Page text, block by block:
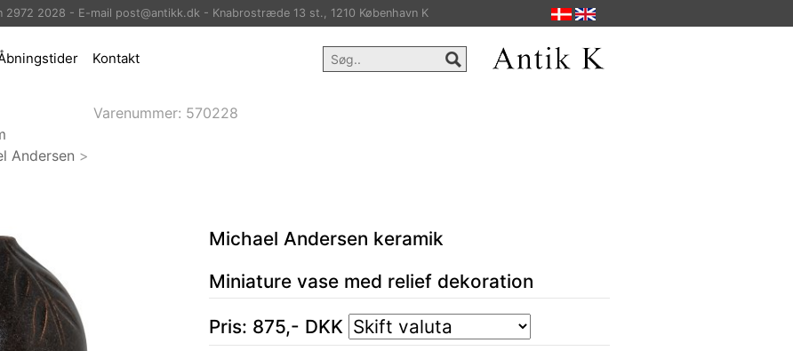
2972 2028 - E-mail post@antikk.dk - Knabrostræde 13 st., 1210 København K
Kontakt
Andersen >
Varenummer: 570228
Michael Andersen keramik
Miniature vase med relief dekoration
Pris: 875,- DKK